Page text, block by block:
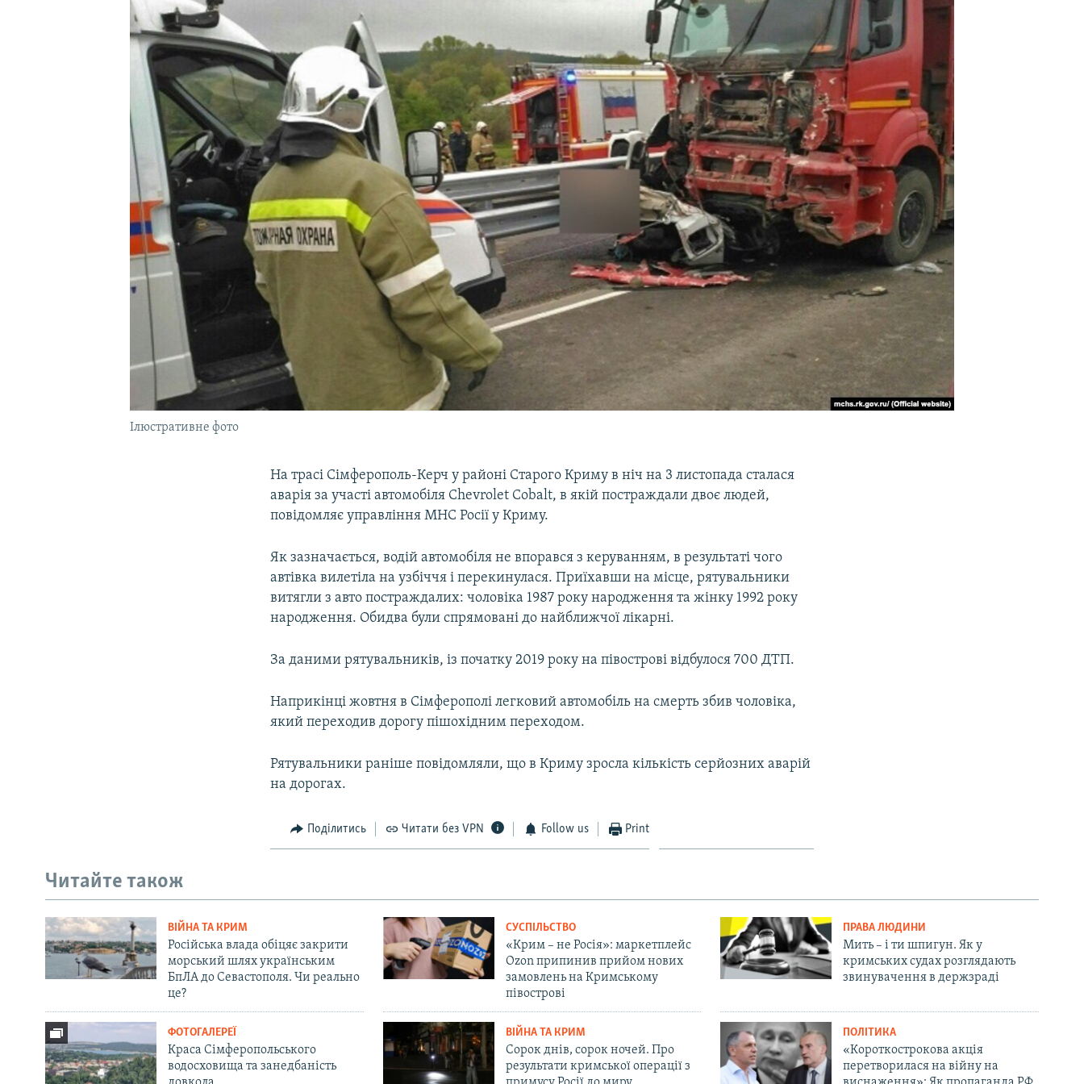
УКРАЇНСЬКА ПРОБЛЕМА КРИМУ
Ілюстративне фото
На трасі Сімферополь-Керч у районі Старого Криму в ніч на 3 листопада сталася
аварія за участі автомобіля Chevrolet Cobalt, в якій постраждали двоє людей,
повідомляє управління МНС Росії у Криму.
Як зазначається, водій автомобіля не впорався з керуванням, в результаті чого
автівка вилетіла на узбіччя і перекинулася. Приїхавши на місце, рятувальники
витягли з авто постраждалих: чоловіка 1987 року народження та жінку 1992 року
народження. Обидва були спрямовані до найближчої лікарні.
За даними рятувальників, із початку 2019 року на півострові відбулося 700 ДТП.
Наприкінці жовтня в Сімферополі легковий автомобіль на смерть збив чоловіка,
який переходив дорогу пішохідним переходом.
Рятувальники раніше повідомляли, що в Криму зросла кількість серйозних аварій
на дорогах.
Поділитись Читати без VPN Follow us Print
Читайте також
ВІЙНА ТА КРИМ
Російська влада обіцяє закрити
морський шлях українським
БпЛА до Севастополя. Чи реально
це?
СУСПІЛЬСТВО
«Крим – не Росія»: маркетплейс
Ozon припинив прийом нових
замовлень на Кримському
півострові
ПРАВА ЛЮДИНИ
Мить – і ти шпигун. Як у
кримських судах розглядають
звинувачення в держзраді
ФОТОГАЛЕРЕЇ
Краса Сімферопольського
водосховища та занедбаність
ВІЙНА ТА КРИМ
Сорок днів, сорок ночей. Про
результати кримської операції з
ПОЛІТИКА
«Короткострокова акція
перетворилася на війну на